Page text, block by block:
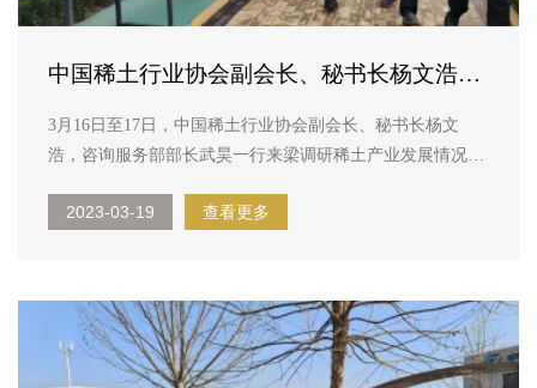
中国稀土行业协会副会长、秘书长杨文浩一
3月16日至17日，中国稀土行业协会副会长、秘书长杨文
浩，咨询服务部部长武昊一行来梁调研稀土产业发展情况。
常委、统战部部长、稀土产业专班主任周菊兰陪同调研。
2023-03-19 查看更多